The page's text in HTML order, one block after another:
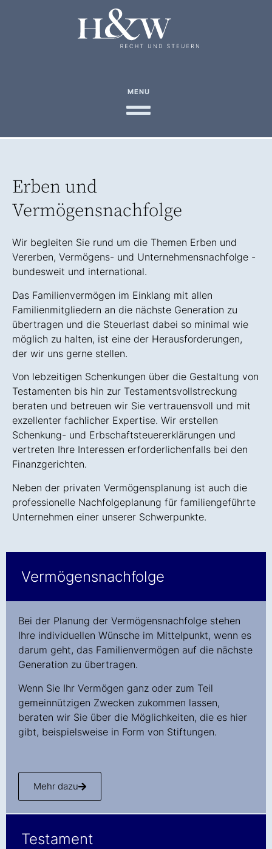
MENU
Erben und
Vermögensnachfolge
Wir begleiten Sie rund um die Themen Erben und
Vererben, Vermögens- und Unternehmensnachfolge -
bundesweit und international.
Das Familienvermögen im Einklang mit allen
Familienmitgliedern an die nächste Generation zu
übertragen und die Steuerlast dabei so minimal wie
möglich zu halten, ist eine der Herausforderungen,
der wir uns gerne stellen.
Von lebzeitigen Schenkungen über die Gestaltung von
Testamenten bis hin zur Testamentsvollstreckung
beraten und betreuen wir Sie vertrauensvoll und mit
exzellenter fachlicher Expertise. Wir erstellen
Schenkung- und Erbschaftsteuererklärungen und
vertreten Ihre Interessen erforderlichenfalls bei den
Finanzgerichten.
Neben der privaten Vermögensplanung ist auch die
professionelle Nachfolgeplanung für familiengeführte
Unternehmen einer unserer Schwerpunkte.
Vermögensnachfolge
Bei der Planung der Vermögensnachfolge stehen
Ihre individuellen Wünsche im Mittelpunkt, wenn es
darum geht, das Familienvermögen auf die nächste
Generation zu übertragen.
Wenn Sie Ihr Vermögen ganz oder zum Teil
gemeinnützigen Zwecken zukommen lassen,
beraten wir Sie über die Möglichkeiten, die es hier
gibt, beispielsweise in Form von Stiftungen.
Mehr dazu
Testament